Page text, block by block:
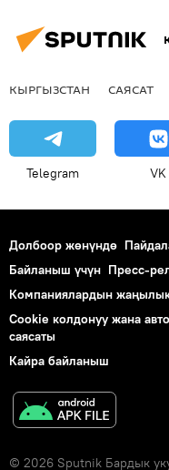
КЫРГЫЗСТАН САЯСАТ
Telegram VK
Долбоор жөнүндө
Байланыш үчүн Пресс-
Компаниялардын
Cookie колдонуу жана
саясаты
Кайра байланыш
© 2026 Sputnik Бардык